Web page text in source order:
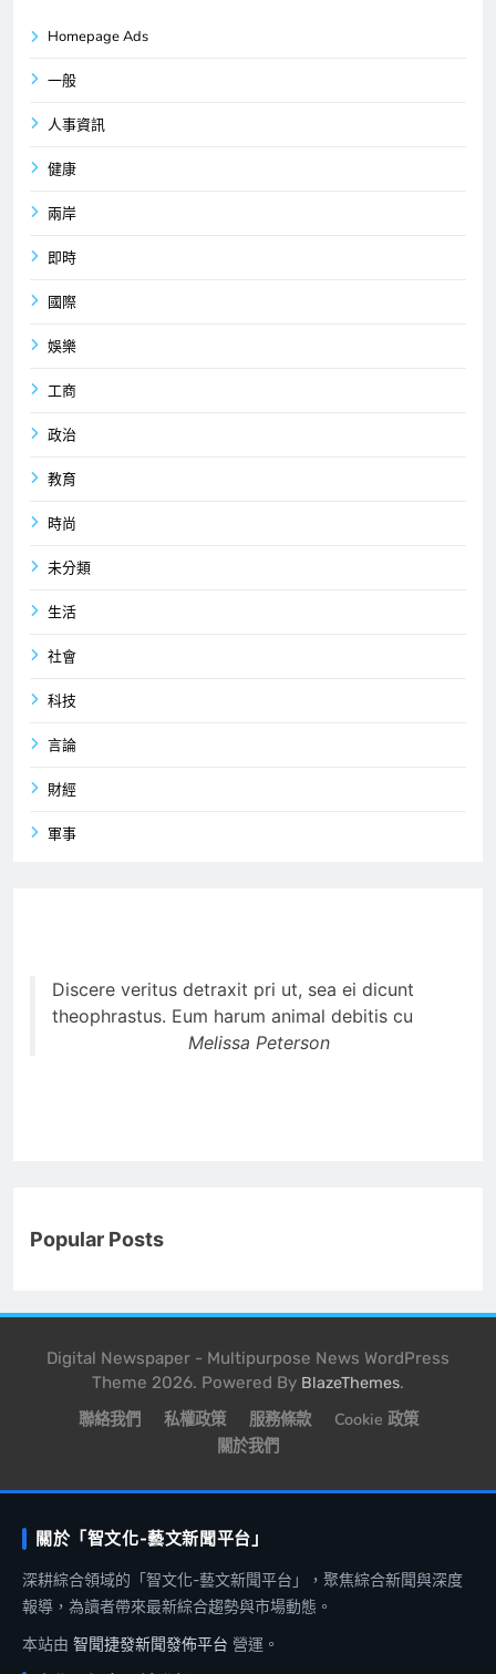
Homepage Ads
一般
人事資訊
健康
兩岸
即時
國際
娛樂
工商
政治
教育
時尚
未分類
生活
社會
科技
言論
財經
軍事
Discere veritus detraxit pri ut, sea ei dicunt
theophrastus. Eum harum animal debitis cu
Melissa Peterson
Popular Posts
Digital Newspaper - Multipurpose News WordPress
Theme 2026. Powered By BlazeThemes.
聯絡我們 私權政策 服務條款
Cookie 政策
關於我們
關於「智文化-藝文新聞平台」
深耕綜合領域的「智文化-藝文新聞平台」，聚焦綜合新聞與深度
報導，為讀者帶來最新綜合趨勢與市場動態。
本站由 智聞捷發新聞發佈平台 營運。